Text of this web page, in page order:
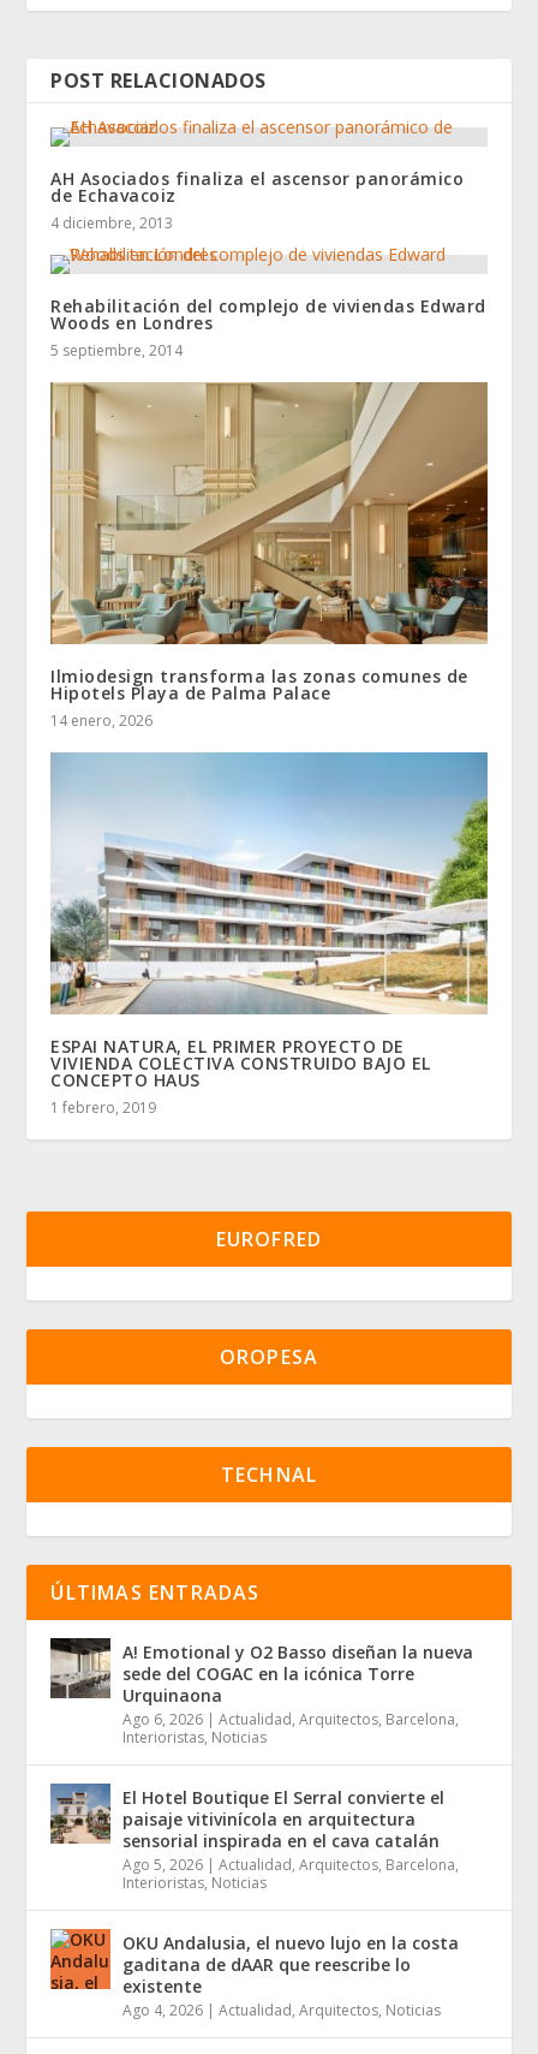
POST RELACIONADOS
AH Asociados finaliza el ascensor panorámico
de Echavacoiz
4 diciembre, 2013
Rehabilitación del complejo de viviendas Edward
Woods en Londres
5 septiembre, 2014
Ilmiodesign transforma las zonas comunes de
Hipotels Playa de Palma Palace
14 enero, 2026
ESPAI NATURA, EL PRIMER PROYECTO DE
VIVIENDA COLECTIVA CONSTRUIDO BAJO EL
CONCEPTO HAUS
1 febrero, 2019
EUROFRED
OROPESA
TECHNAL
ÚLTIMAS ENTRADAS
A! Emotional y O2 Basso diseñan la nueva
sede del COGAC en la icónica Torre
Urquinaona
Ago 6, 2026 |Actualidad,Arquitectos, Barcelona,
Interioristas, Noticias
El Hotel Boutique El Serral convierte el
paisaje vitivinícola en arquitectura
sensorial inspirada en el cava catalán
Ago 5, 2026 |Actualidad,Arquitectos, Barcelona,
Interioristas, Noticias
OKU Andalusia, el nuevo lujo en la costa
gaditana de dAAR que reescribe lo
existente
Ago 4, 2026 |Actualidad,Arquitectos, Noticias